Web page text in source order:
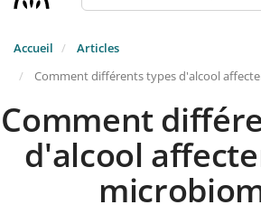
Accueil
Articles
Comment différents types d'alcool
Comment
d'alcool